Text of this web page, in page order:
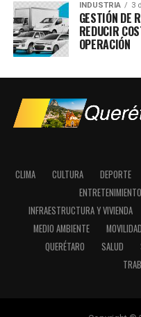
INDUSTRIA 3
GESTIÓN DE
REDUCIR
OPERACIÓN
CLIMA CULTURA DEPORTE
ENTRETENIMIENTO
INFRAESTRUCTURA Y VIVIENDA
MEDIO AMBIENTE
MOVILIDAD
QUERÉTARO
SALUD